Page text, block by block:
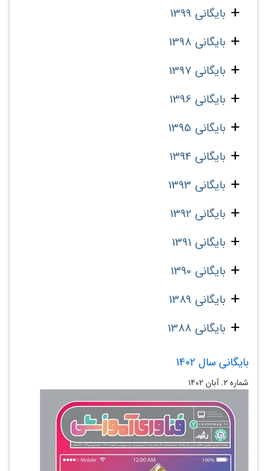
بایگانی 1399
بایگانی 1398
بایگانی 1397
بایگانی 1396
بایگانی 1395
بایگانی 1394
بایگانی 1393
بایگانی 1392
بایگانی 1391
بایگانی 1390
بایگانی 1389
بایگانی 1388
بایگانی سال 1402
شماره ۲. آبان ۱۴۰۲